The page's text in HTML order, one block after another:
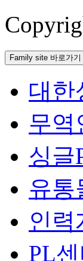
Family site 바로가기
대한
무역
싱글
유통
인력
PL센